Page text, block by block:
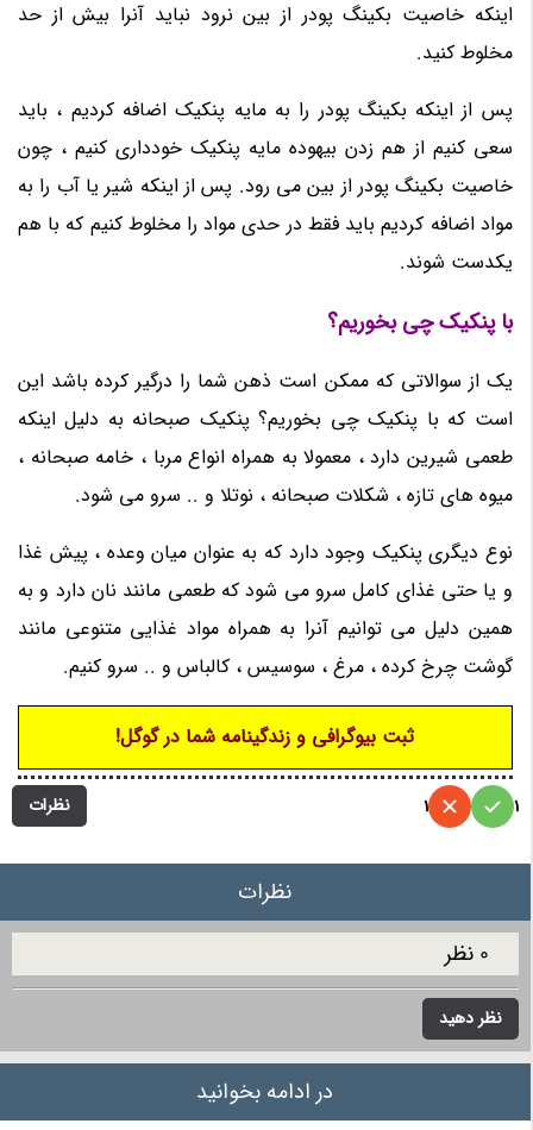
اینکه خاصیت بکینگ پودر از بین نرود نباید آنرا بیش از حد
مخلوط کنید.
پس از اینکه بکینگ پودر را به مایه پنکیک اضافه کردیم ، باید
سعی کنیم از هم زدن بیهوده مایه پنکیک خودداری کنیم ، چون
خاصیت بکینگ پودر از بین می رود. پس از اینکه شیر یا آب را به
مواد اضافه کردیم باید فقط در حدی مواد را مخلوط کنیم که با هم
یکدست شوند.
با پنکیک چی بخوریم؟
یک از سوالاتی که ممکن است ذهن شما را درگیر کرده باشد این
است که با پنکیک چی بخوریم؟ پنکیک صبحانه به دلیل اینکه
طعمی شیرین دارد ، معمولا به همراه انواع مربا ، خامه صبحانه ،
میوه های تازه ، شکلات صبحانه ، نوتلا و .. سرو می شود.
نوع دیگری پنکیک وجود دارد که به عنوان میان وعده ، پیش غذا
و یا حتی غذای کامل سرو می شود که طعمی مانند نان دارد و به
همین دلیل می توانیم آنرا به همراه مواد غذایی متنوعی مانند
گوشت چرخ کرده ، مرغ ، سوسیس ، کالباس و .. سرو کنیم.
ثبت بیوگرافی و زندگینامه شما در گوگل!
نظرات 1
1
نظرات
0 نظر
نظر دهید
در ادامه بخوانید